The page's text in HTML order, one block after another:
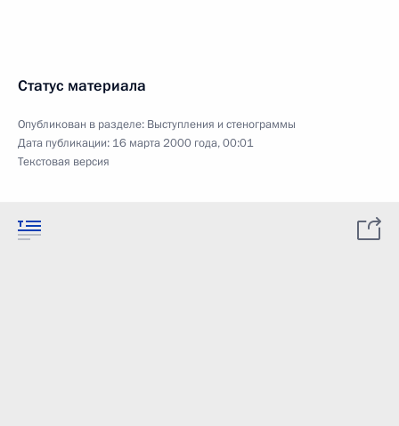
Статус материала
Опубликован в разделе: Выступления и стенограммы
Дата публикации: 16 марта 2000 года, 00:01
Текстовая версия